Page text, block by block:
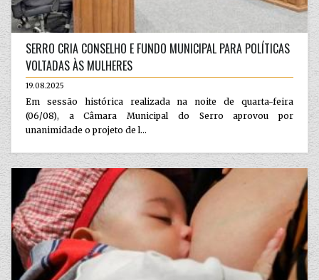
SERRO CRIA CONSELHO E FUNDO MUNICIPAL PARA POLÍTICAS
VOLTADAS ÀS MULHERES
19.08.2025
Em sessão histórica realizada na noite de quarta-feira
(06/08), a Câmara Municipal do Serro aprovou por
unanimidade o projeto de l...